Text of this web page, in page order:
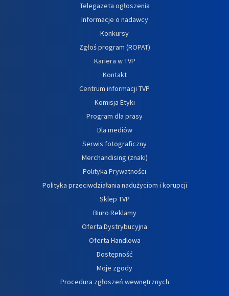
Telegazeta ogłoszenia
Informacje o nadawcy
Konkursy
Zgłoś program (ROPAT)
Kariera w TVP
Kontakt
Centrum informacji TVP
Komisja Etyki
Program dla prasy
Dla mediów
Serwis fotograficzny
Merchandising (znaki)
Polityka Prywatności
Polityka przeciwdziałania nadużyciom i korupcji
Sklep TVP
Biuro Reklamy
Oferta Dystrybucyjna
Oferta Handlowa
Dostępność
Moje zgody
Procedura zgłoszeń wewnętrznych